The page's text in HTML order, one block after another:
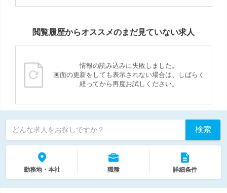
閲覧履歴からオススメのまだ見ていない求人
情報の読み込みに失敗しました。
画面の更新をしても表示されない場合は、しばらく
経ってから再度お試しください。
どんな求人をお探しですか？ 検索
勤務地・本社 職種 詳細条件